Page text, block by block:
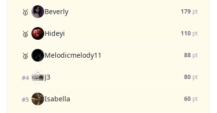
🥇 Beverly 179 pt
🥈 Hideyi 110 pt
🥉 Melodicmelody11 88 pt
#4 J3 80 pt
#5 Isabella 60 pt